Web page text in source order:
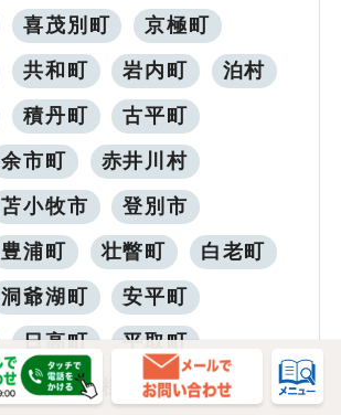
喜茂別町 京極町
共和町 岩内町 泊村
積丹町 古平町
余市町 赤井川村
苫小牧市 登別市
豊浦町 壮瞥町 白老町
洞爺湖町 安平町
日高町 平取町
浦河町 様似町